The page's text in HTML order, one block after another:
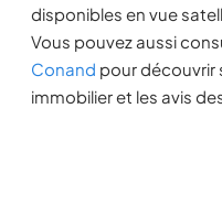
disponibles en vue
Vous pouvez aussi
Conand pour découvrir
immobilier et les avis